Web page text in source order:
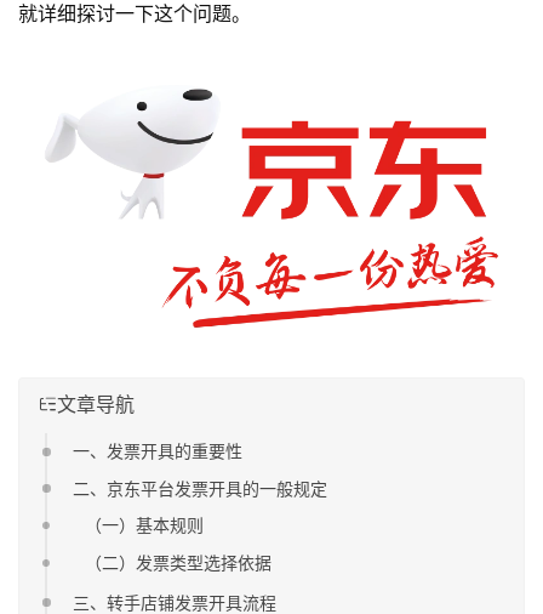
就详细探讨一下这个问题。
文章导航
一、发票开具的重要性
二、京东平台发票开具的一般规定
（一）基本规则
（二）发票类型选择依据
三、转手店铺发票开具流程